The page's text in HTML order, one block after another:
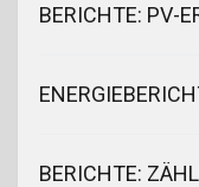
BERICHTE: PV-
BERICHTE: